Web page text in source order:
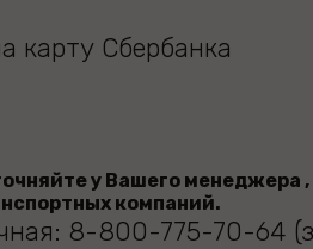
карту Сбербанка
у Вашего менеджера ,
компаний.
8-800-775-70-64